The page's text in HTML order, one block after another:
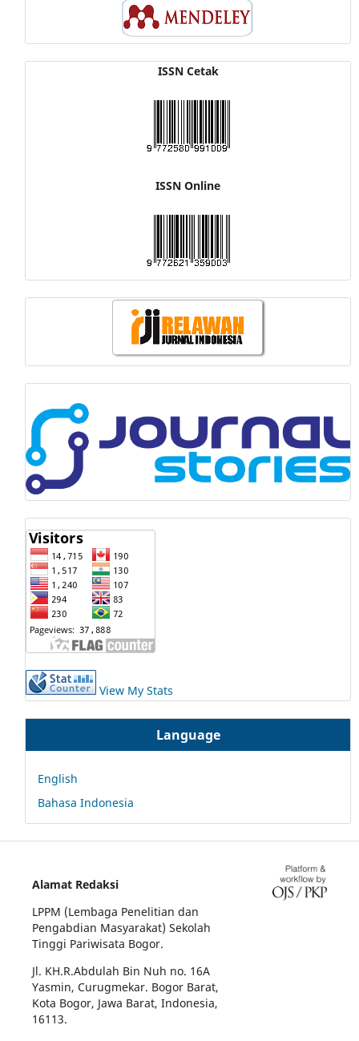
ISSN Cetak
ISSN Online
View My Stats
Language
English
Bahasa Indonesia
Alamat Redaksi
LPPM (Lembaga Penelitian dan
Pengabdian Masyarakat) Sekolah
Tinggi Pariwisata Bogor.
Jl. KH.R.Abdulah Bin Nuh no. 16A
Yasmin, Curugmekar. Bogor Barat,
Kota Bogor, Jawa Barat, Indonesia,
16113.